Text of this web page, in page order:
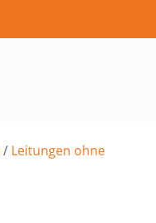
/ Leitungen ohne